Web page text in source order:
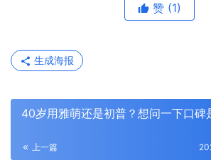
赞 (1)
生成海报
40岁用雅萌还是初普？想问一下口碑
上一篇